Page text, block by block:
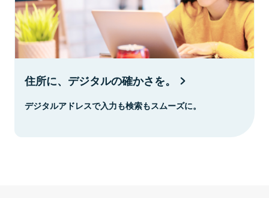
住所に、デジタルの確かさを。
デジタルアドレスで入力も検索もスムーズに。